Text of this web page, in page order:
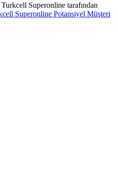
Superonline tarafından
Superonline Potansiyel Müşteri